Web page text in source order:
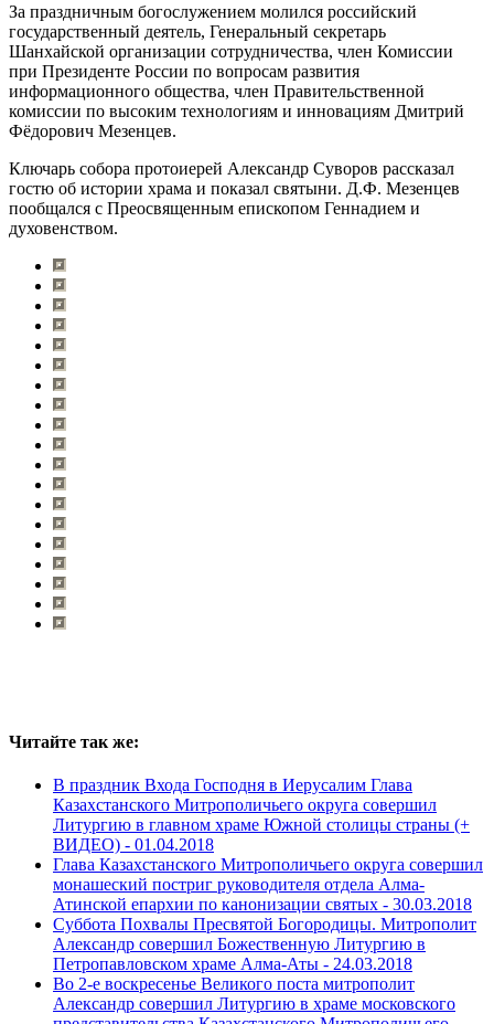
За праздничным богослужением молился российский
государственный деятель, Генеральный секретарь
Шанхайской организации сотрудничества, член Комиссии
при Президенте России по вопросам развития
информационного общества, член Правительственной
комиссии по высоким технологиям и инновациям Дмитрий
Фёдорович Мезенцев.
Ключарь собора протоиерей Александр Суворов рассказал
гостю об истории храма и показал святыни. Д.Ф. Мезенцев
пообщался с Преосвященным епископом Геннадием и
духовенством.
Читайте так же:
В праздник Входа Господня в Иерусалим Глава
Казахстанского Митрополичьего округа совершил
Литургию в главном храме Южной столицы страны (+
ВИДЕО) - 01.04.2018
Глава Казахстанского Митрополичьего округа совершил
монашеский постриг руководителя отдела Алма-
Атинской епархии по канонизации святых - 30.03.2018
Суббота Похвалы Пресвятой Богородицы. Митрополит
Александр совершил Божественную Литургию в
Петропавловском храме Алма-Аты - 24.03.2018
Во 2-е воскресенье Великого поста митрополит
Александр совершил Литургию в храме московского